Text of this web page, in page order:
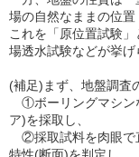
場の自然なままの位置
これを「原位置試験
場透水試験などが挙げ
(補足)まず、地盤調査
①ボーリングマシン
ア)を採取し、
②採取試料を肉眼で